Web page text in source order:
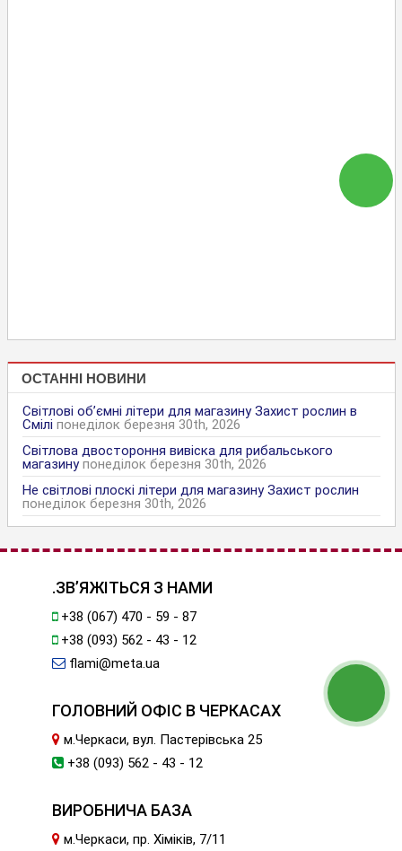
ОСТАННІ НОВИНИ
Світлові об’ємні літери для магазину Захист рослин в
Смілі понеділок березня 30th, 2026
Світлова двостороння вивіска для рибальського
магазину понеділок березня 30th, 2026
Не світлові плоскі літери для магазину Захист рослин
понеділок березня 30th, 2026
.ЗВ’ЯЖІТЬСЯ З НАМИ
+38 (067) 470 - 59 - 87
+38 (093) 562 - 43 - 12
flami@meta.ua
ГОЛОВНИЙ ОФІС В ЧЕРКАСАХ
м.Черкаси, вул. Пастерівська 25
+38 (093) 562 - 43 - 12
ВИРОБНИЧА БАЗА
м.Черкаси, пр. Хіміків, 7/11